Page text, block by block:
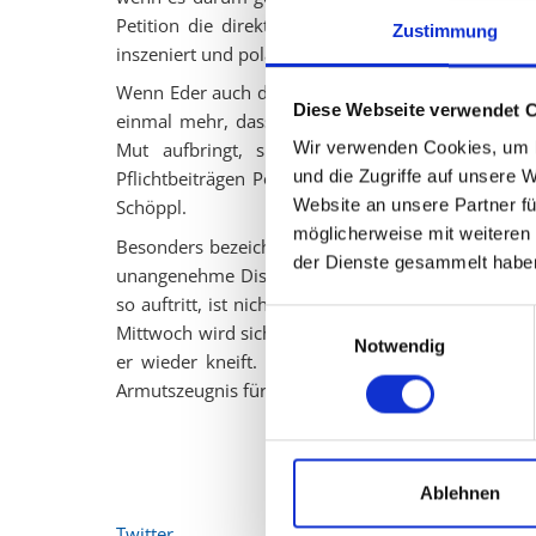
Zustimmung
Diese Webseite verwendet
Wir verwenden Cookies,
und die Zugriffe auf unsere
Website an unsere Partner
möglicherweise mit
der Dienste gesammelt
Einwilligungsauswahl
Notwendig
Ablehnen
Petition die direkte Konfrontation im Landtag
inszeniert und polarisiert, darf sich dann nicht
Wenn Eder auch dieses Mal nicht erscheint oder
einmal mehr, dass er zwar ständig den starken
Mut aufbringt, sich einer offenen
Pflichtbeiträgen Politik macht, sollte zumindest
Schöppl.
Besonders bezeichnend ist, dass ausgerechnet
unangenehme Diskussion meidet. „Eder will zwar
so auftritt, ist nicht mutig, sondern zu feig für die
Mittwoch wird sich zeigen, ob Eder endlich den
er wieder kneift. Sollte er fernbleiben, dann
Armutszeugnis für sein Amtsverständnis“, so